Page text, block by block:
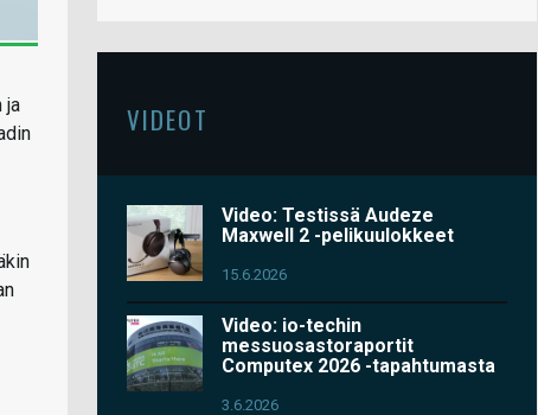
ja
VIDEOT
Video: Testissä Audeze
Maxwell 2 -pelikuulokkeet
15.6.2026
Video: io-techin
messuosastoraportit
Computex 2026 -tapahtumasta
3.6.2026